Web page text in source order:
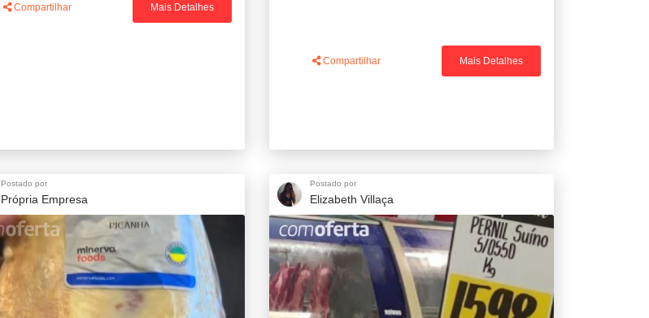
Compartilhar Mais Detalhes
Compartilhar Mais Detalhes
Postado por
Própria Empresa
Postado por
Elizabeth Villaça